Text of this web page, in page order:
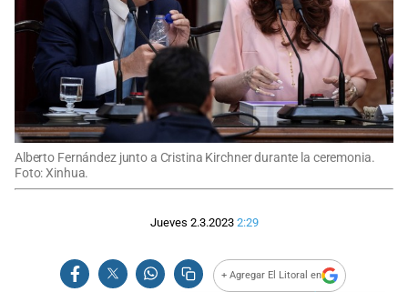
Alberto Fernández junto a Cristina Kirchner durante la ceremonia.
Foto: Xinhua.
Jueves 2.3.2023 2:29
+ Agregar El Litoral en